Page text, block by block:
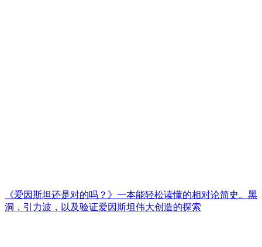
《爱因斯坦还是对的吗？》一本能轻松读懂的相对论简史。黑
洞，引力波，以及验证爱因斯坦伟大创造的探索